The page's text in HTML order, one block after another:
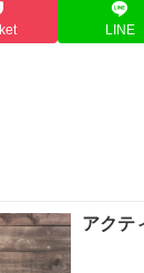
LINE
アクテ